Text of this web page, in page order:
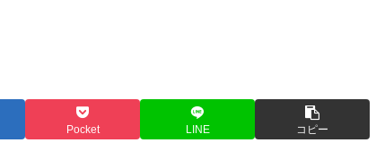
Pocket LINE コピー